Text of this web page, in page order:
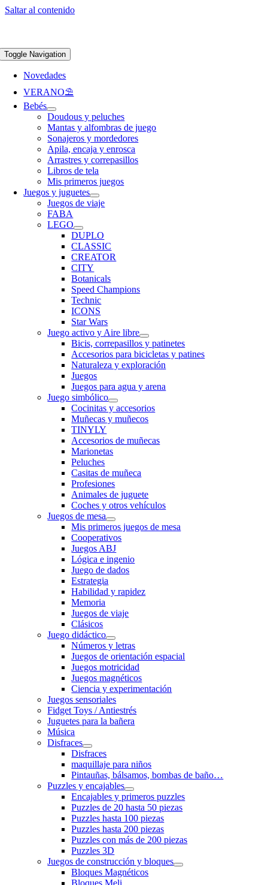
Saltar al contenido
Toggle Navigation
Novedades
VERANO⛱️​
Bebés
Doudous y peluches
Mantas y alfombras de juego
Sonajeros y mordedores
Apila, encaja y enrosca
Arrastres y correpasillos
Libros de tela
Mis primeros juegos
Juegos y juguetes
Juegos de viaje
FABA
LEGO
DUPLO
CLASSIC
CREATOR
CITY
Botanicals
Speed Champions
Technic
ICONS
Star Wars
Juego activo y Aire libre
Bicis, correpasillos y patinetes
Accesorios para bicicletas y patines
Naturaleza y exploración
Juegos
Juegos para agua y arena
Juego simbólico
Cocinitas y accesorios
Muñecas y muñecos
TINYLY
Accesorios de muñecas
Marionetas
Peluches
Casitas de muñeca
Profesiones
Animales de juguete
Coches y otros vehículos
Juegos de mesa
Mis primeros juegos de mesa
Cooperativos
Juegos ABJ
Lógica e ingenio
Juego de dados
Estrategia
Habilidad y rapidez
Memoria
Juegos de viaje
Clásicos
Juego didáctico
Números y letras
Juegos de orientación espacial
Juegos motricidad
Juegos magnéticos
Ciencia y experimentación
Juegos sensoriales
Fidget Toys / Antiestrés
Juguetes para la bañera
Música
Disfraces
Disfraces
maquillaje para niños
Pintauñas, bálsamos, bombas de baño…
Puzzles y encajables
Encajables y primeros puzzles
Puzzles de 20 hasta 50 piezas
Puzzles hasta 100 piezas
Puzzles hasta 200 piezas
Puzzles con más de 200 piezas
Puzzles 3D
Juegos de construcción y bloques
Bloques Magnéticos
Bloques Meli